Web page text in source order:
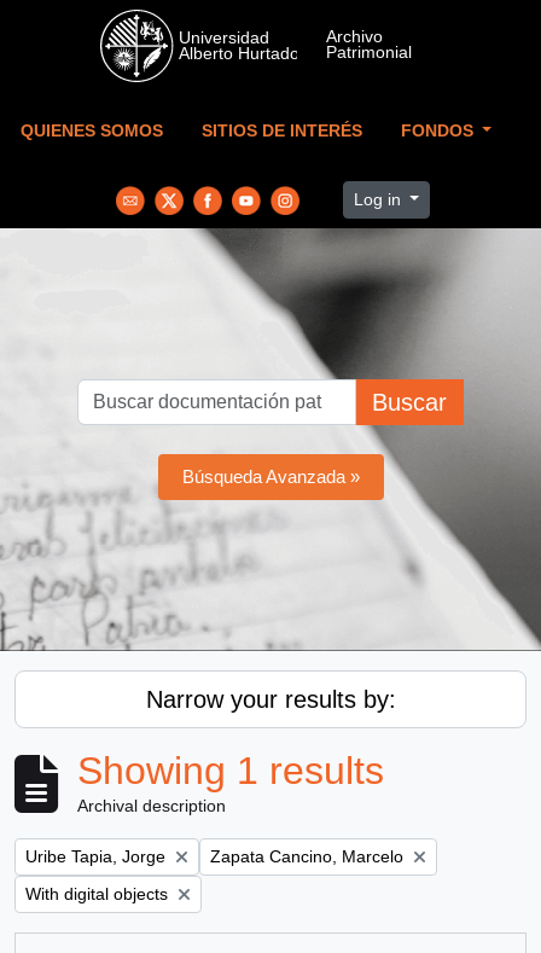
Skip to main content
QUIENES SOMOS SITIOS DE INTERÉS FONDOS
Log in
Buscar
Búsqueda Avanzada »
Narrow your results by:
Showing 1 results
Archival description
Remove filter:
Uribe Tapia, Jorge Remove filter:
Zapata Cancino, Marcelo
Remove filter:
With digital objects